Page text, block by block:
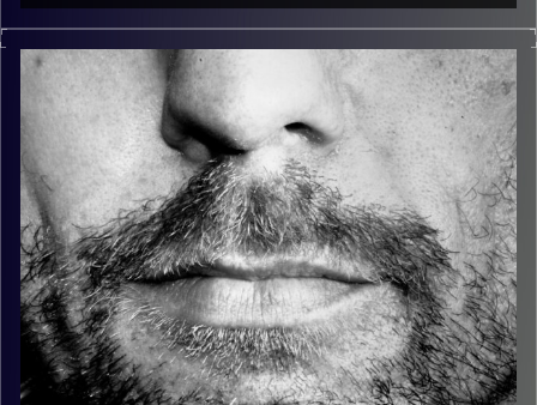
זיפים, מוזיקה מחוספסת של הופעות חיות. הרבה ג'אם, רוק,
בלוז, bluegrass, ג'אז, Fאנק, פרוגרסיב ואפילו אלקטרוניקה.
כל מה שחי, אמיתי ונושם.
עם שמוליק רגב.
קרדיט תמונות: David Goehring